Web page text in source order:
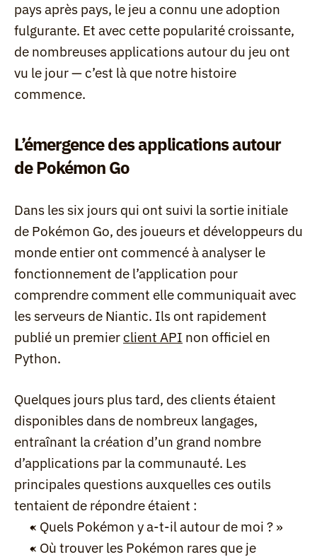
pays après pays, le jeu a connu une adoption
fulgurante. Et avec cette popularité croissante,
de nombreuses applications autour du jeu ont
vu le jour — c’est là que notre histoire
commence.
L’émergence des applications autour
de Pokémon Go
Dans les six jours qui ont suivi la sortie initiale
de Pokémon Go, des joueurs et développeurs du
monde entier ont commencé à analyser le
fonctionnement de l’application pour
comprendre comment elle communiquait avec
les serveurs de Niantic. Ils ont rapidement
publié un premier client API non officiel en
Python.
Quelques jours plus tard, des clients étaient
disponibles dans de nombreux langages,
entraînant la création d’un grand nombre
d’applications par la communauté. Les
principales questions auxquelles ces outils
tentaient de répondre étaient :
« Quels Pokémon y a-t-il autour de moi ? »
« Où trouver les Pokémon rares que je